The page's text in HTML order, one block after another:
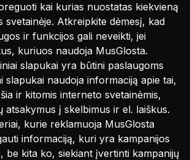
kai kurias nuostatas kiekvieną
svetainėje. Atkreipkite dėmesį, kad
ir funkcijos gali neveikti, jei
kuriuos naudoja MusGlosta.
slapukai yra būtini paslaugoms
slapukai naudoja informaciją apie tai,
ir kitomis interneto svetainėmis,
atsakymus į skelbimus ir el. laiškus.
kurie reklamuoja MusGlosta
informaciją, kuri yra kampanijos
be kita ko, siekiant įvertinti kampanijų